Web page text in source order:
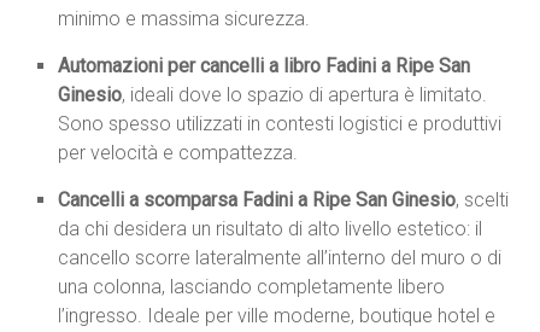
minimo e massima sicurezza.
Automazioni per cancelli a libro Fadini a Ripe San
Ginesio, ideali dove lo spazio di apertura è limitato.
Sono spesso utilizzati in contesti logistici e produttivi
per velocità e compattezza.
Cancelli a scomparsa Fadini a Ripe San Ginesio, scelti
da chi desidera un risultato di alto livello estetico: il
cancello scorre lateralmente all’interno del muro o di
una colonna, lasciando completamente libero
l’ingresso. Ideale per ville moderne, boutique hotel e